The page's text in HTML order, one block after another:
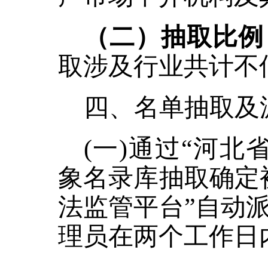
（二）抽取比
取涉及行业共计不
四、名单抽取及
(一)通过“河北
象名录库抽取确
法监管平台”自动
理员在两个工作